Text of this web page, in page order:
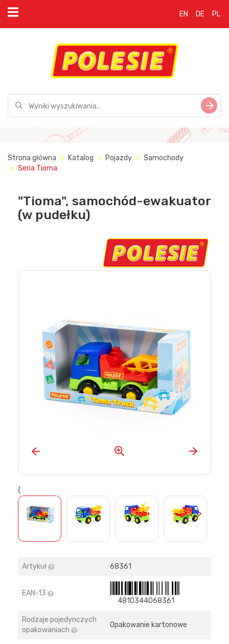
EN DE PL
Strona główna Katalog Pojazdy
Samochody
Seria Tioma
"Tioma", samochód-ewakuator
(w pudełku)
{
>
Artykuł 68361
EAN-13
4810344068361
Rodzaje pojedynczych
opakowaniach
Opakowanie kartonowe